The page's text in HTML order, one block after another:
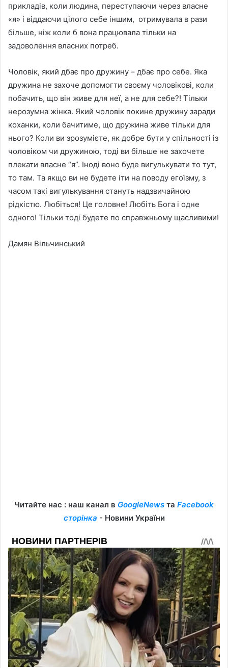
прикладів, коли людина, переступаючи через власне
«я» і віддаючи цілого себе іншим, отримувала в рази
більше, ніж коли б вона працювала тільки на
задоволення власних потреб.
Чоловік, який дбає про дружину – дбає про себе. Яка
дружина не захоче допомогти своєму чоловікові, коли
побачить, що він живе для неї, а не для себе?! Тільки
нерозумна жінка. Який чоловік покине дружину заради
коханки, коли бачитиме, що дружина живе тільки для
нього? Коли ви зрозумієте, як добре бути у спільності із
чоловіком чи дружиною, тоді ви більше не захочете
плекати власне “я”. Іноді воно буде вигулькувати то тут,
то там. Та якщо ви не будете іти на поводу егоїзму, з
часом такі вигулькування стануть надзвичайною
рідкістю. Любіться! Це головне! Любіть Бога і одне
одного! Тільки тоді будете по справжньому щасливими!
Дамян Вільчинський
Читайте нас : наш канал в GoogleNews та Facebook
сторінка - Новини України